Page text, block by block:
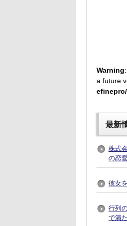
Warning
a future
最新
株式
の恋
彼女
行列
で満